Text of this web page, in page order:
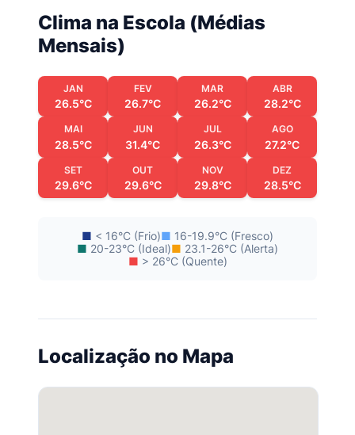
Clima na Escola (Médias
Mensais)
JAN
26.5°C
FEV
26.7°C
MAR
26.2°C
ABR
28.2°C
MAI
28.5°C
JUN
31.4°C
JUL
26.3°C
AGO
27.2°C
SET
29.6°C
OUT
29.6°C
NOV
29.8°C
DEZ
28.5°C
■ < 16°C (Frio)■ 16-19.9°C (Fresco)
■ 20-23°C (Ideal)■ 23.1-26°C (Alerta)
■ > 26°C (Quente)
Localização no Mapa